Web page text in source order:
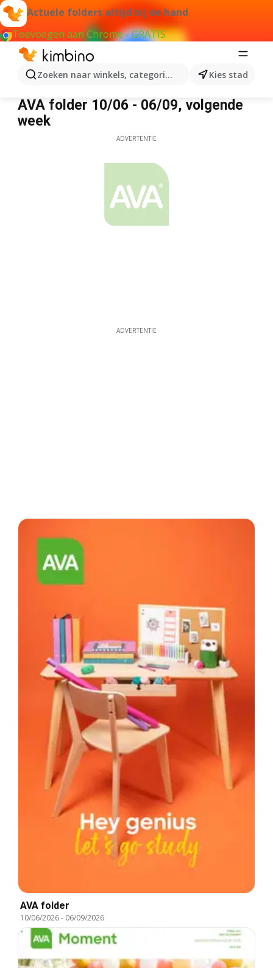
Actuele folders altijd bij de hand
Toevoegen aan Chrome - GRATIS
Zoeken naar winkels, categorieën, producten...
Kies stad
AVA
AVA folder 10/06 - 06/09, volgende
week
ADVERTENTIE
ADVERTENTIE
AVA folder
10/06/2026- 06/09/2026